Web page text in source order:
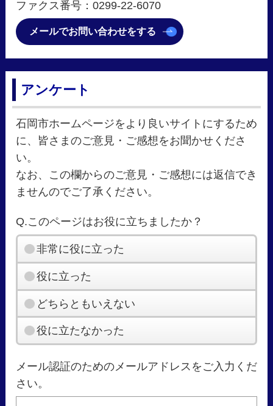
ファクス番号：0299-22-6070
メールでお問い合わせをする
アンケート
石岡市ホームページをより良いサイトにするため
に、皆さまのご意見・ご感想をお聞かせくださ
い。
なお、この欄からのご意見・ご感想には返信でき
ませんのでご了承ください。
Q.このページはお役に立ちましたか？
非常に役に立った
役に立った
どちらともいえない
役に立たなかった
メール認証のためのメールアドレスをご入力くだ
さい。